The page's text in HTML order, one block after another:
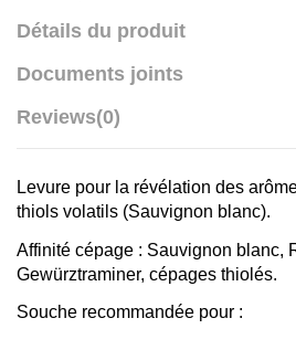
Détails du produit
Documents joints
Reviews(0)
Levure pour la révélation des
thiols volatils (Sauvignon blanc).
Affinité cépage : Sauvignon blanc,
Gewürztraminer, cépages thiolés.
Souche recommandée pour :